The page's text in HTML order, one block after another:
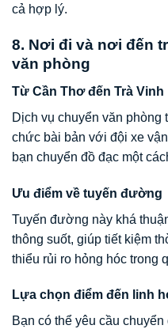
cả hợp lý.
8. Nơi đi và nơi đến
văn phòng
Từ Cần Thơ đến Trà Vinh
Dịch vụ chuyển văn
chức bài bản với đội xe
bạn chuyển đồ đạc một
Ưu điểm về tuyến đường
Tuyến đường này khá
thông suốt, giúp tiết kiệm
thiểu rủi ro hỏng hóc trong
Lựa chọn điểm đến linh
Bạn có thể yêu cầu